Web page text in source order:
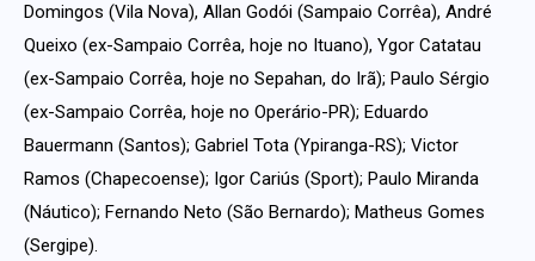
Domingos (Vila Nova), Allan Godói (Sampaio Corrêa), André
Queixo (ex-Sampaio Corrêa, hoje no Ituano), Ygor Catatau
(ex-Sampaio Corrêa, hoje no Sepahan, do Irã); Paulo Sérgio
(ex-Sampaio Corrêa, hoje no Operário-PR); Eduardo
Bauermann (Santos); Gabriel Tota (Ypiranga-RS); Victor
Ramos (Chapecoense); Igor Cariús (Sport); Paulo Miranda
(Náutico); Fernando Neto (São Bernardo); Matheus Gomes
(Sergipe).